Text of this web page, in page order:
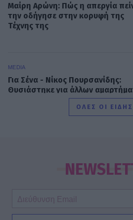
Μαίρη Αρώνη: Πώς η απεργία
την οδήγησε στην κορυφή της
Τέχνης της
MEDIA
Για Σένα - Νίκος Πουρσανίδης:
Θυσιάστηκε για άλλων
– Η τραγική μοίρα του Μιχάλη
αφουγκράζεσαι τι θέλουν και τι
ψάχνουν οι τηλεθεατές»
MEDIA
ΟΛΕΣ ΟΙ